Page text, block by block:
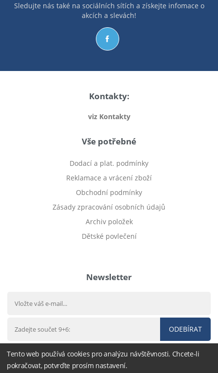
Sledujte nás také na sociálních sítích a získejte infomace o
akcích a slevách!
Kontakty:
viz Kontakty
Vše potřebné
Dodací a plat. podmínky
Reklamace a vrácení zboží
Obchodní podmínky
Zásady zpracování osobních údajů
Archiv položek
Dětské povlečení
Newsletter
ODEBÍRAT
Tento web používá cookies pro analýzu návštěvnosti. Chcete-li
pokračovat, potvrďte prosím nastavení.